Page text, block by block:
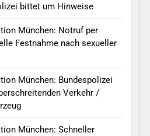
bittet um Hinweise
München: Notruf per
Festnahme nach sexueller
München: Bundespolizei
Verkehr /
München: Schneller